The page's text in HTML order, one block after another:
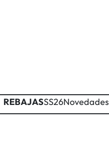
REBAJASSS26Novedades